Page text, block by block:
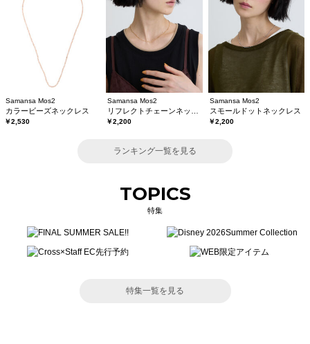
Samansa Mos2
カラービーズネックレス
￥2,530
Samansa Mos2
￥2,200
Samansa Mos2
スモールドットネックレス
￥2,200
ランキング一覧を見る
TOPICS
特集
特集一覧を見る